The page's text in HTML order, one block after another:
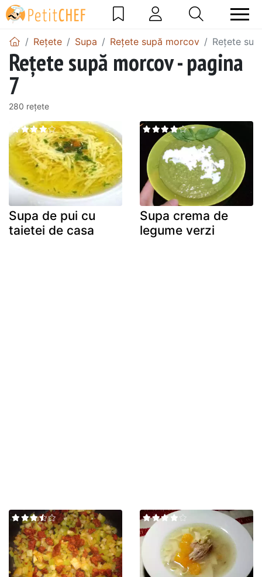
Rețete Supa Rețete supă morcov Rețete
Rețete supă morcov - pagina
7
280 rețete
Supa de pui cu
taietei de casa
Supa crema de
legume verzi